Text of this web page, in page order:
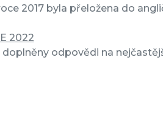
2017 byla přeložena do
2022
odpovědi na